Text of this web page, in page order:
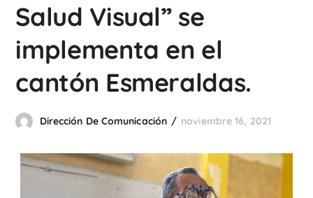
Salud Visual” se
implementa en el
cantón Esmeraldas.
Dirección De Comunicación noviembre 16, 2021